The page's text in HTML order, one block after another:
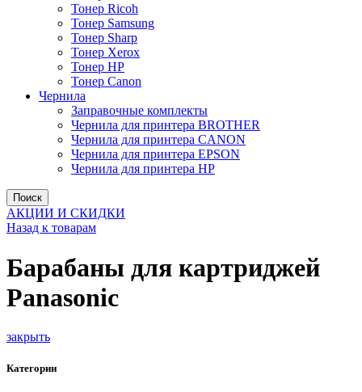
Тонер Ricoh
Тонер Samsung
Тонер Sharp
Тонер Xerox
Тонер НР
Тонер Саnon
Чернила
Заправочные комплекты
Чернила для принтера BROTHER
Чернила для принтера CANON
Чернила для принтера EPSON
Чернила для принтера HP
Поиск
АКЦИИ И СКИДКИ
Назад к товарам
Барабаны для картриджей
Panasonic
закрыть
Категории